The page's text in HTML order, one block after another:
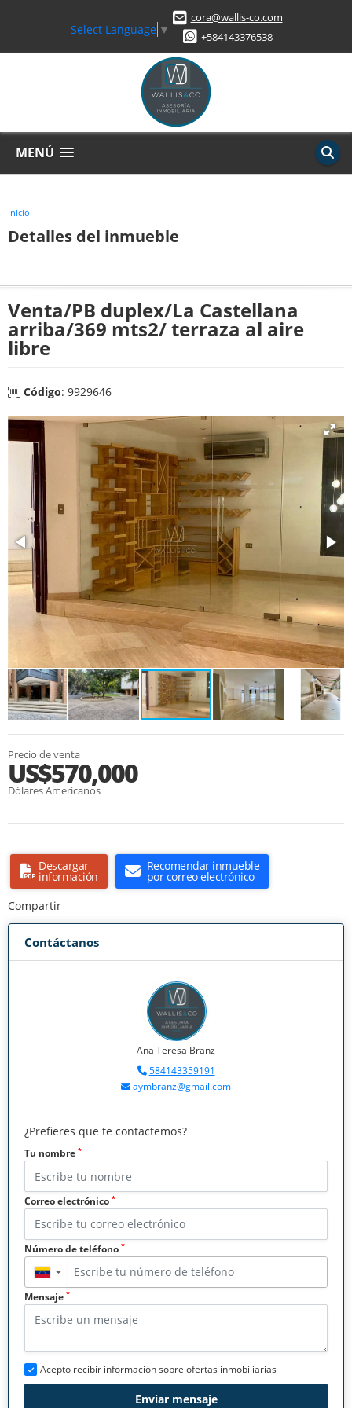
Select Language ▼
cora@wallis-co.com
+584143376538
MENÚ
Inicio
Detalles del inmueble
Venta/PB duplex/La Castellana
arriba/369 mts2/ terraza al aire
libre
Código: 9929646
Precio de venta
US$570,000
Dólares Americanos
Descargar
información
Recomendar inmueble
por correo electrónico
Compartir
Contáctanos
Ana Teresa Branz
584143359191
aymbranz@gmail.com
¿Prefieres que te contactemos?
Tu nombre *
Correo electrónico *
Número de teléfono *
▼
Mensaje *
Acepto recibir información sobre ofertas inmobiliarias
Enviar mensaje